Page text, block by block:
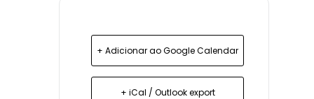
+ Adicionar ao Google Calendar
+ iCal / Outlook export